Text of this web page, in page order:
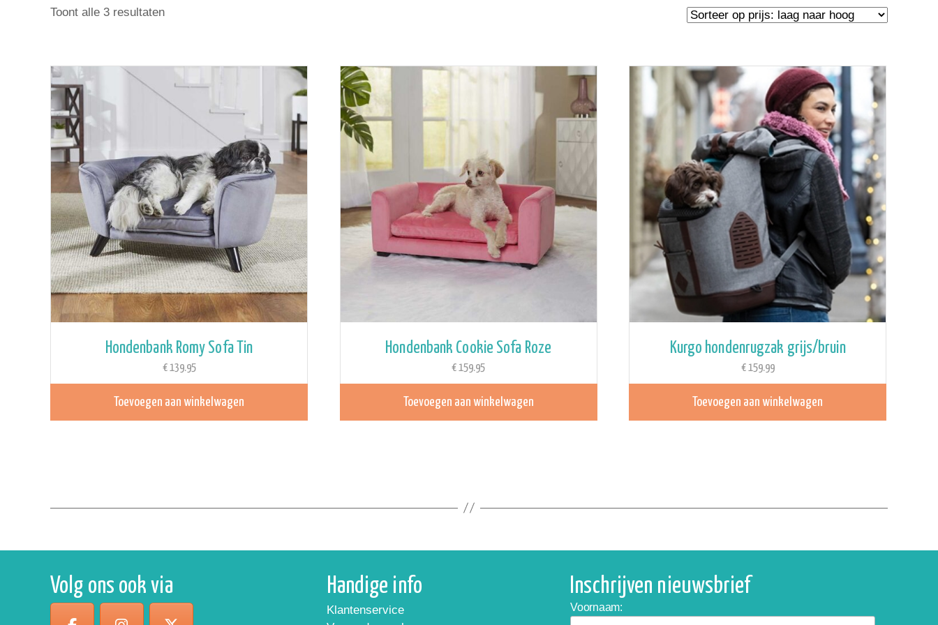
Toont alle 3 resultatenGesorteerd
laag
naar
hoog
Hondenbank Romy Sofa Tin
€139.95
Toevoegen aan winkelwagen
Hondenbank Cookie Sofa Roze
€ 159.95
Toevoegen aan winkelwagen
Kurgo hondenrugzak grijs/bruin
€159.99
Toevoegen aan winkelwagen
Volg ons ook via Handige info
Klantenservice
Inschrijven nieuwsbrief
Voornaam: